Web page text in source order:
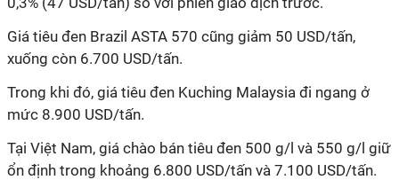
Giá tiêu đen Brazil ASTA 570 cũng giảm 50 USD/tấn,
xuống còn 6.700 USD/tấn.
Trong khi đó, giá tiêu đen Kuching Malaysia đi ngang ở
mức 8.900 USD/tấn.
Tại Việt Nam, giá chào bán tiêu đen 500 g/l và 550 g/l giữ
ổn định trong khoảng 6.800 USD/tấn và 7.100 USD/tấn.